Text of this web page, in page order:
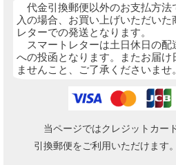
代金引換郵便以外のお支払方法
入の場合、お買い上げいただいた
レターでの発送となります。
スマートレターは土日休日の配
への投函となります。またお届け
ませんこと、ご了承くださいませ。
当ページではクレジットカー
引換郵便をご利用いただけます。